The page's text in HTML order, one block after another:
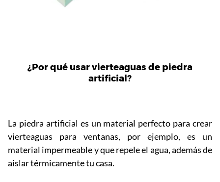
¿Por qué usar vierteaguas de piedra
artificial?
La piedra artificial es un material perfecto para crear
vierteaguas para ventanas, por ejemplo, es un
material impermeable y que repele el agua, además de
aislar térmicamente tu casa.